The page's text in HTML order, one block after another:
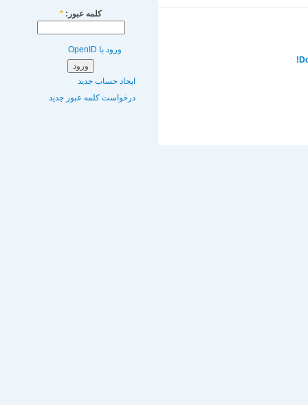
کلمه عبور: *
ورود با OpenID
ایجاد حساب جدید
درخواست کلمه عبور جدید